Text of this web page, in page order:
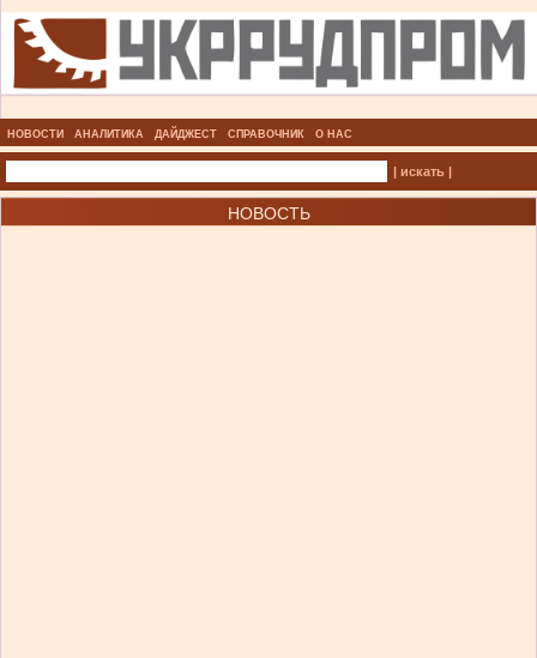
НОВОСТИ АНАЛИТИКА ДАЙДЖЕСТ СПРАВОЧНИК О НАС
| искать |
НОВОСТЬ